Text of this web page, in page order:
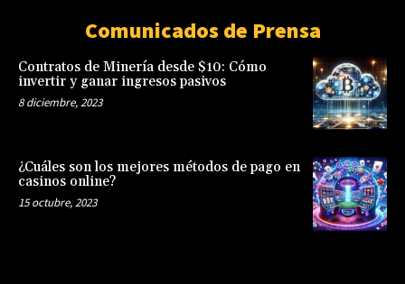
Comunicados de Prensa
Contratos de Minería desde $10: Cómo
invertir y ganar ingresos pasivos
8 diciembre, 2023
¿Cuáles son los mejores métodos de pago en
casinos online?
15 octubre, 2023